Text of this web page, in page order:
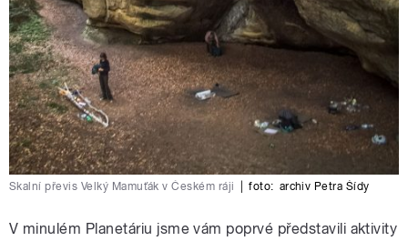
Skalní převis Velký Mamuťák v Českém ráji foto: archiv Petra Šídy
V minulém Planetáriu jsme vám poprvé představili aktivity